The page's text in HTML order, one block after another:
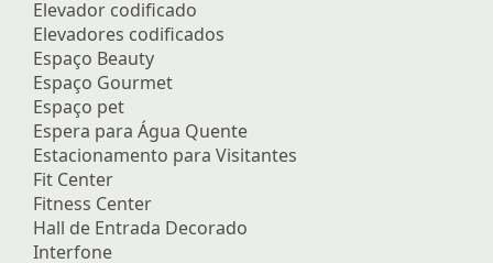
Elevador codificado
Elevadores codificados
Espaço Beauty
Espaço Gourmet
Espaço pet
Espera para Água Quente
Estacionamento para Visitantes
Fit Center
Fitness Center
Hall de Entrada Decorado
Interfone